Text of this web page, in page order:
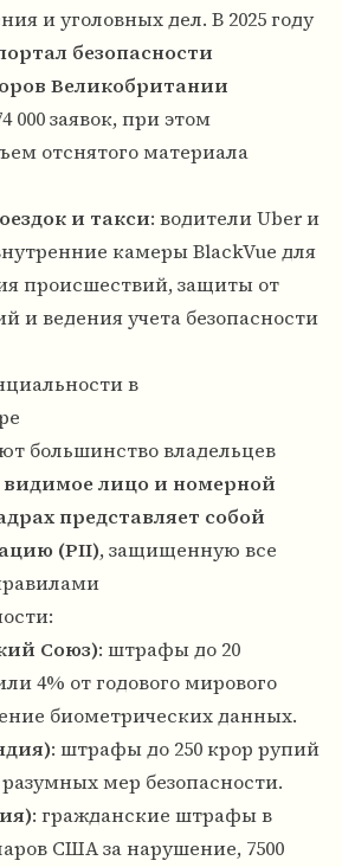
и уголовных дел. В 2025 году
безопасности
Великобритании
000 заявок, при этом
отснятого материала
и такси: водители Uber и
камеры BlackVue для
происшествий, защиты от
и ведения учета безопасности
в
большинство владельцев
видимое лицо и номерной
представляет собой
(PII), защищенную все
Союз): штрафы до 20
4% от годового мирового
биометрических данных.
: штрафы до 250 крор рупий
мер безопасности.
: гражданские штрафы в
США за нарушение, 7500